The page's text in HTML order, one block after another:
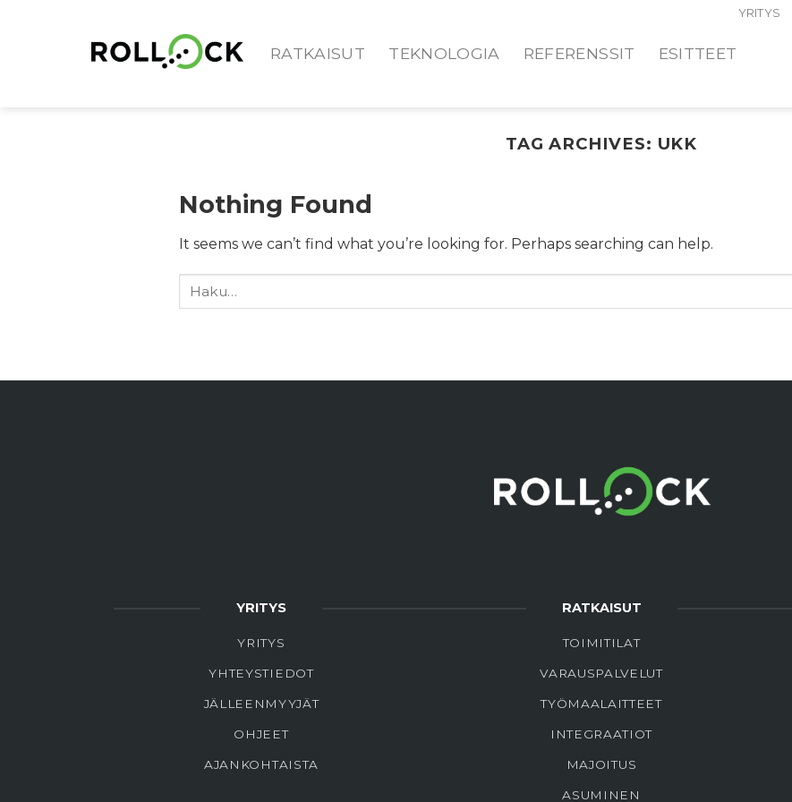
YRITYS
RATKAISUT TEKNOLOGIA REFERENSSIT ESITTEET
TAG ARCHIVES: UKK
Nothing Found
It seems we can’t find what you’re looking for. Perhaps searching can help.
YRITYS
YRITYS
YHTEYSTIEDOT
JÄLLEENMYYJÄT
OHJEET
AJANKOHTAISTA
RATKAISUT
TOIMITILAT
VARAUSPALVELUT
TYÖMAALAITTEET
INTEGRAATIOT
MAJOITUS
ASUMINEN